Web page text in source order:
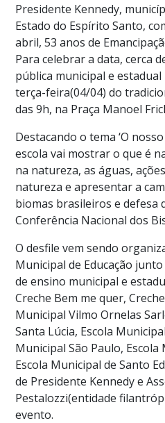
Presidente Kennedy,
Estado do Espírito Santo,
abril, 53 anos de
Para celebrar a data, cerca
pública municipal e
terça-feira(04/04) do
das 9h, na Praça Manoel
Destacando o tema ‘O
escola vai mostrar o que é
na natureza, as águas,
natureza e apresentar a
biomas brasileiros e defesa
Conferência Nacional dos
O desfile vem sendo
Municipal de Educação
de ensino municipal e
Creche Bem me quer,
Municipal Vilmo Ornelas
Santa Lúcia, Escola
Municipal São Paulo, Escola
Escola Municipal de Santo
de Presidente Kennedy e
Pestalozzi(entidade
evento.